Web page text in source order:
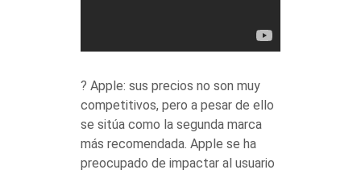
? Apple: sus precios no son muy
competitivos, pero a pesar de ello
se sitúa como la segunda marca
más recomendada. Apple se ha
preocupado de impactar al usuario